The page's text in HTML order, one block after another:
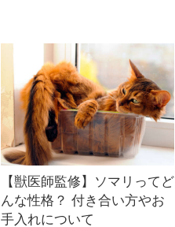
【獣医師監修】ソマリってど
んな性格？ 付き合い方やお
手入れについて